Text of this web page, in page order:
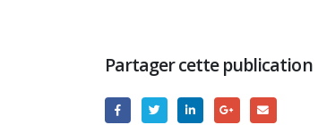
Partager cette publication